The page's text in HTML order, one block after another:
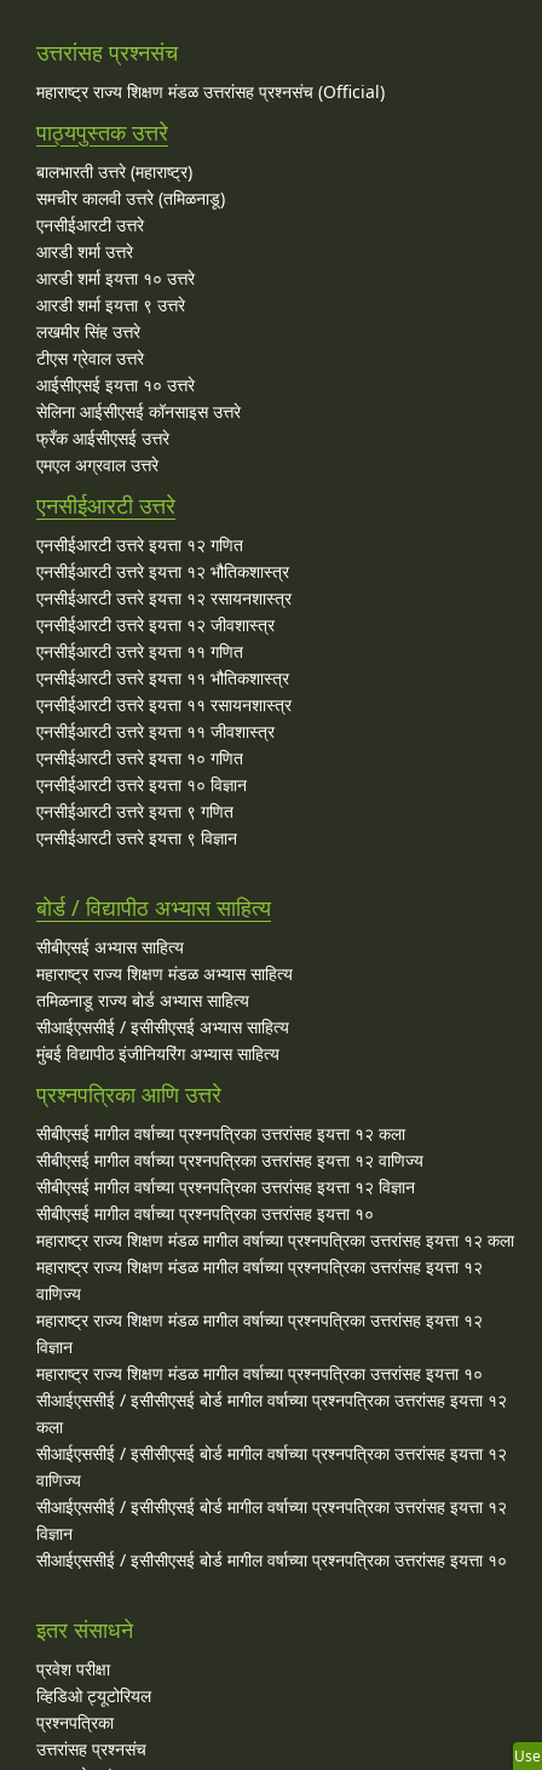
उत्तरांसह प्रश्नसंच
महाराष्ट्र राज्य शिक्षण मंडळ उत्तरांसह प्रश्नसंच (Official)
पाठ्यपुस्तक उत्तरे
बालभारती उत्तरे (महाराष्ट्र)
समचीर कालवी उत्तरे (तमिळनाडू)
एनसीईआरटी उत्तरे
आरडी शर्मा उत्तरे
आरडी शर्मा इयत्ता १० उत्तरे
आरडी शर्मा इयत्ता ९ उत्तरे
लखमीर सिंह उत्तरे
टीएस ग्रेवाल उत्तरे
आईसीएसई इयत्ता १० उत्तरे
सेलिना आईसीएसई कॉनसाइस उत्तरे
फ्रँक आईसीएसई उत्तरे
एमएल अग्रवाल उत्तरे
एनसीईआरटी उत्तरे
एनसीईआरटी उत्तरे इयत्ता १२ गणित
एनसीईआरटी उत्तरे इयत्ता १२ भौतिकशास्त्र
एनसीईआरटी उत्तरे इयत्ता १२ रसायनशास्त्र
एनसीईआरटी उत्तरे इयत्ता १२ जीवशास्त्र
एनसीईआरटी उत्तरे इयत्ता ११ गणित
एनसीईआरटी उत्तरे इयत्ता ११ भौतिकशास्त्र
एनसीईआरटी उत्तरे इयत्ता ११ रसायनशास्त्र
एनसीईआरटी उत्तरे इयत्ता ११ जीवशास्त्र
एनसीईआरटी उत्तरे इयत्ता १० गणित
एनसीईआरटी उत्तरे इयत्ता १० विज्ञान
एनसीईआरटी उत्तरे इयत्ता ९ गणित
एनसीईआरटी उत्तरे इयत्ता ९ विज्ञान
बोर्ड / विद्यापीठ अभ्यास साहित्य
सीबीएसई अभ्यास साहित्य
महाराष्ट्र राज्य शिक्षण मंडळ अभ्यास साहित्य
तमिळनाडू राज्य बोर्ड अभ्यास साहित्य
सीआईएससीई / इसीसीएसई अभ्यास साहित्य
मुंबई विद्यापीठ इंजीनियरिंग अभ्यास साहित्य
प्रश्नपत्रिका आणि उत्तरे
सीबीएसई मागील वर्षाच्या प्रश्‍नपत्रिका उत्तरांसह इयत्ता १२ कला
सीबीएसई मागील वर्षाच्या प्रश्‍नपत्रिका उत्तरांसह इयत्ता १२ वाणिज्य
सीबीएसई मागील वर्षाच्या प्रश्‍नपत्रिका उत्तरांसह इयत्ता १२ विज्ञान
सीबीएसई मागील वर्षाच्या प्रश्‍नपत्रिका उत्तरांसह इयत्ता १०
महाराष्ट्र राज्य शिक्षण मंडळ मागील वर्षाच्या प्रश्‍नपत्रिका उत्तरांसह इयत्ता १२ कला
महाराष्ट्र राज्य शिक्षण मंडळ मागील वर्षाच्या प्रश्‍नपत्रिका उत्तरांसह इयत्ता १२
वाणिज्य
महाराष्ट्र राज्य शिक्षण मंडळ मागील वर्षाच्या प्रश्‍नपत्रिका उत्तरांसह इयत्ता १२
विज्ञान
महाराष्ट्र राज्य शिक्षण मंडळ मागील वर्षाच्या प्रश्‍नपत्रिका उत्तरांसह इयत्ता १०
सीआईएससीई / इसीसीएसई बोर्ड मागील वर्षाच्या प्रश्‍नपत्रिका उत्तरांसह इयत्ता १२
कला
सीआईएससीई / इसीसीएसई बोर्ड मागील वर्षाच्या प्रश्‍नपत्रिका उत्तरांसह इयत्ता १२
वाणिज्य
सीआईएससीई / इसीसीएसई बोर्ड मागील वर्षाच्या प्रश्‍नपत्रिका उत्तरांसह इयत्ता १२
विज्ञान
सीआईएससीई / इसीसीएसई बोर्ड मागील वर्षाच्या प्रश्‍नपत्रिका उत्तरांसह इयत्ता १०
इतर संसाधने
प्रवेश परीक्षा
व्हिडिओ ट्यूटोरियल
प्रश्नपत्रिका
उत्तरांसह प्रश्नसंच
Use